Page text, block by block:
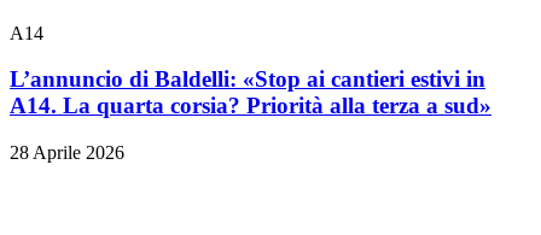
A14
L’annuncio di Baldelli: «Stop ai cantieri estivi in
A14. La quarta corsia? Priorità alla terza a sud»
28 Aprile 2026